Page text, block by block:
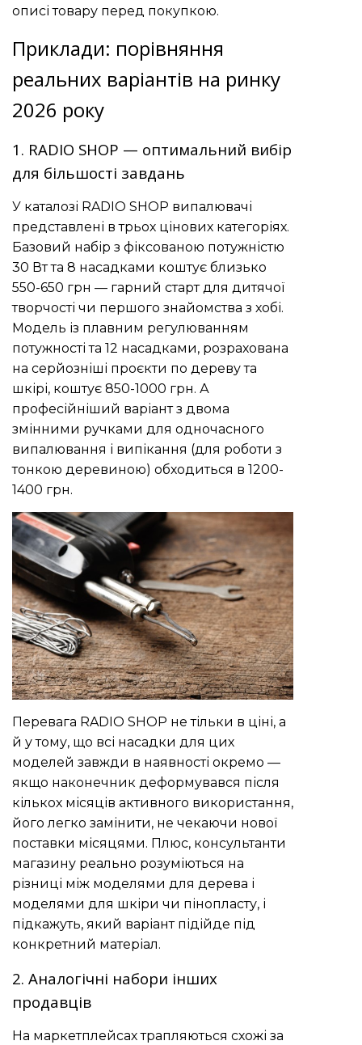
описі товару перед покупкою.
Приклади: порівняння
реальних варіантів на ринку
2026 року
1. RADIO SHOP — оптимальний вибір
для більшості завдань
У каталозі RADIO SHOP випалювачі
представлені в трьох цінових категоріях.
Базовий набір з фіксованою потужністю
30 Вт та 8 насадками коштує близько
550-650 грн — гарний старт для дитячої
творчості чи першого знайомства з хобі.
Модель із плавним регулюванням
потужності та 12 насадками, розрахована
на серйозніші проєкти по дереву та
шкірі, коштує 850-1000 грн. А
професійніший варіант з двома
змінними ручками для одночасного
випалювання і випікання (для роботи з
тонкою деревиною) обходиться в 1200-
1400 грн.
Перевага RADIO SHOP не тільки в ціні, а
й у тому, що всі насадки для цих
моделей завжди в наявності окремо —
якщо наконечник деформувався після
кількох місяців активного використання,
його легко замінити, не чекаючи нової
поставки місяцями. Плюс, консультанти
магазину реально розуміються на
різниці між моделями для дерева і
моделями для шкіри чи пінопласту, і
підкажуть, який варіант підійде під
конкретний матеріал.
2. Аналогічні набори інших
продавців
На маркетплейсах трапляються схожі за